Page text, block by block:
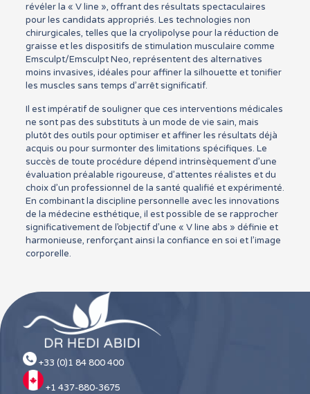
révéler la « V line », offrant des résultats spectaculaires
pour les candidats appropriés. Les technologies non
chirurgicales, telles que la cryolipolyse pour la réduction de
graisse et les dispositifs de stimulation musculaire comme
Emsculpt/Emsculpt Neo, représentent des alternatives
moins invasives, idéales pour affiner la silhouette et tonifier
les muscles sans temps d’arrêt significatif.
Il est impératif de souligner que ces interventions médicales
ne sont pas des substituts à un mode de vie sain, mais
plutôt des outils pour optimiser et affiner les résultats déjà
acquis ou pour surmonter des limitations spécifiques. Le
succès de toute procédure dépend intrinsèquement d’une
évaluation préalable rigoureuse, d’attentes réalistes et du
choix d’un professionnel de la santé qualifié et expérimenté.
En combinant la discipline personnelle avec les innovations
de la médecine esthétique, il est possible de se rapprocher
significativement de l’objectif d’une « V line abs » définie et
harmonieuse, renforçant ainsi la confiance en soi et l’image
corporelle.
+33 (0)1 84 800 400
+1 437-880-3675